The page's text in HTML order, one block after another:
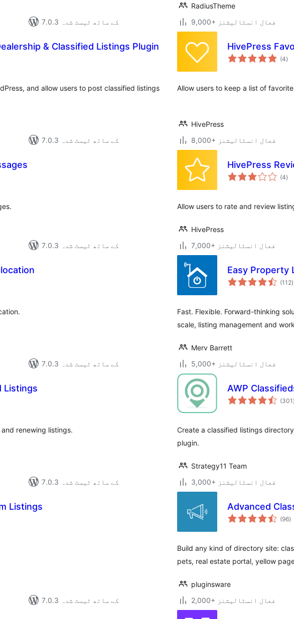
7.0.3 کے ساتھ ٹیسٹ شدہ
RadiusTheme
9,000+ فعال انسٹالیشنز
& Classified Listings Plugin
and allow users to post classified listings
7.0.3 کے ساتھ ٹیسٹ شدہ
HivePress
(4)
Allow users to keep a list of
HivePress
8,000+ فعال انسٹالیشنز
7.0.3 کے ساتھ ٹیسٹ شدہ
HivePress
(4)
Allow users to rate and review
HivePress
7,000+ فعال انسٹالیشنز
7.0.3 کے ساتھ ٹیسٹ شدہ
Easy Property
(112)
Fast. Flexible. Forward-thinking
scale, listing management and
Merv Barrett
5,000+ فعال انسٹالیشنز
Listings
renewing listings.
7.0.3 کے ساتھ ٹیسٹ شدہ
AWP
(301 )
Create a classified listings
plugin.
Strategy11 Team
3,000+ فعال انسٹالیشنز
Listings
7.0.3 کے ساتھ ٹیسٹ شدہ
Advanced
(96)
Build any kind of directory site:
pets, real estate portal, yellow
pluginsware
2,000+ فعال انسٹالیشنز